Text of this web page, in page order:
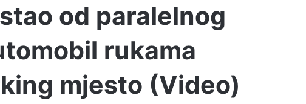
od paralelnog
rukama
mjesto (Video)